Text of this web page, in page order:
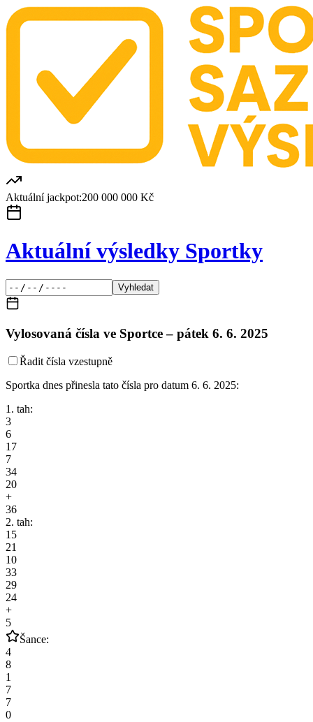
Aktuální jackpot:200 000 000 Kč
Aktuální výsledky Sportky
Vyhledat
Vylosovaná čísla ve Sportce – pátek 6. 6. 2025
Řadit čísla vzestupně
Sportka dnes přinesla tato čísla pro datum 6. 6. 2025:
1. tah:
3
6
17
7
34
20
+
36
2. tah:
15
21
10
33
29
24
+
5
Šance:
4
8
1
7
7
0